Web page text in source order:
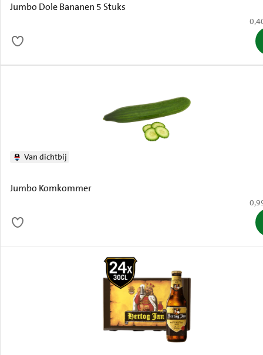
Jumbo Dole Bananen 5 Stuks
€
Jumbo Komkommer
Van dichtbij
€